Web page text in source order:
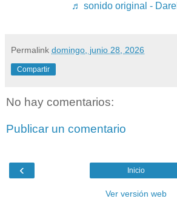
♬ sonido original -
Permalink domingo, junio 28, 2026
Compartir
No hay comentarios:
Publicar un comentario
‹ Inicio
Ver versión web